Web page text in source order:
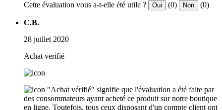
Cette évaluation vous a-t-elle été utile ? Oui (0) Non (0)
C.B.
28 juillet 2020
Achat verifié
"Achat vérifié" signifie que l'évaluation a été faite par
des consommateurs ayant acheté ce produit sur notre boutique
en ligne. Toutefois, tous ceux disposant d'un compte client ont